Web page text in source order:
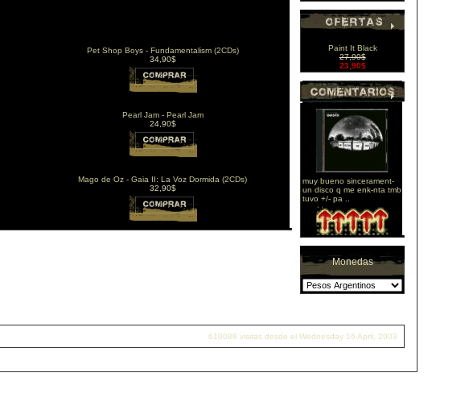
Pet Shop Boys - Fundamentalism (2CDs)
34,90$
Pearl Jam - Pearl Jam
24,90$
Mago de Oz - Gaia II: La Voz Dormida (2CDs)
32,90$
Paint It Black
27,90$
23,90$
muy bueno sincerament-
un disco q me enk-nta tmb
tuvo +/- pa ..
Monedas
610088 visitas desde el Wednesday 16 April, 2003